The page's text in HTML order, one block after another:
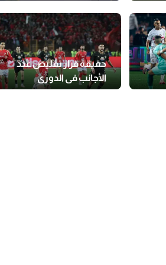
السابق
حقيقة قرار تقليص عدد
الأجانب في الدوري